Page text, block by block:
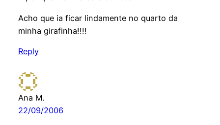
Acho que ia ficar lindamente no quarto da
minha girafinha!!!!
Reply
Ana M.
22/09/2006